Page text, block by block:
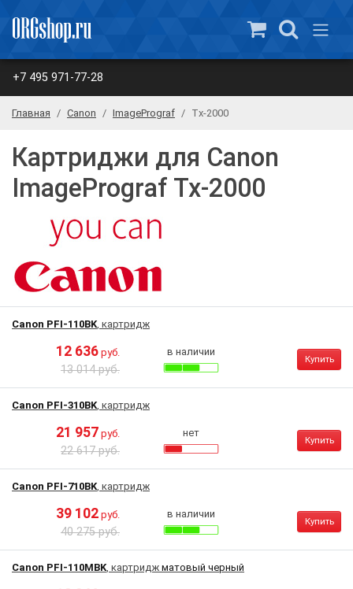
+7 495 971-77-28
Главная Canon ImagePrograf Tx-2000
Картриджи для Canon
ImagePrograf Tx-2000
Canon PFI-110BK, картридж
12 636 руб.
13 014 руб.
в наличии
Купить
Canon PFI-310BK, картридж
21 957 руб.
22 617 руб.
нет
Купить
Canon PFI-710BK, картридж
39 102 руб.
40 275 руб.
в наличии
Купить
Canon PFI-110MBK, картридж матовый черный